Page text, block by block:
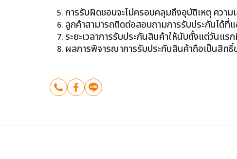
การรับผิดชอบจะไม่ครอบคลุมถึงอุบัติเหตุ ความ
ลูกค้าสามารถติดต่อสอบถามการรับประกันได้ที่
ระยะเวลาการรับประกันสินค้าให้นับตั้งแต่วันแร
ผลการพิจารณาการรับประกันสินค้าถือเป็นสิท